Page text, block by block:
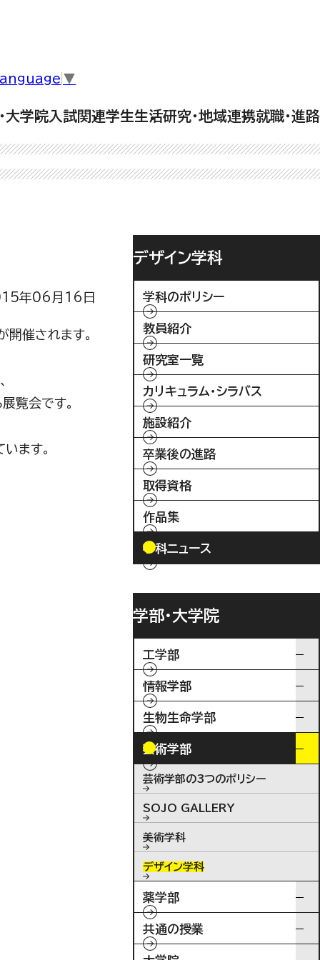
▼
大学院 入試関連学生生活研究・地域連携就職・進路
年06月16日
開催されます。
覧会です。
ます。
デザイン学科
学科のポリシー
教員紹介
研究室一覧
カリキュラム・シラバス
施設紹介
卒業後の進路
取得資格
作品集
学科ニュース
学部・大学院
工学部
情報学部
生物生命学部
芸術学部
芸術学部の3つのポリシー
SOJO GALLERY
美術学科
デザイン学科
薬学部
共通の授業